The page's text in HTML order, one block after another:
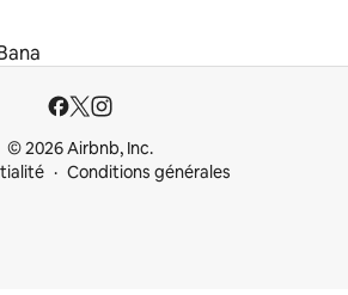
© 2026 Airbnb, Inc.
Conditions générales